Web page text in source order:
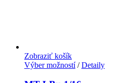
Zobraziť košík
Výber možností/ Detaily